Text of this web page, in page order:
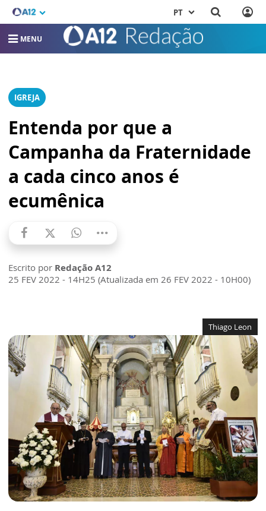
PT
MENU
IGREJA
Entenda por que a
Campanha da Fraternidade
a cada cinco anos é
ecumênica
Escrito por Redação A12
25 FEV 2022 - 14H25 (Atualizada em 26 FEV 2022 - 10H00)
Thiago Leon